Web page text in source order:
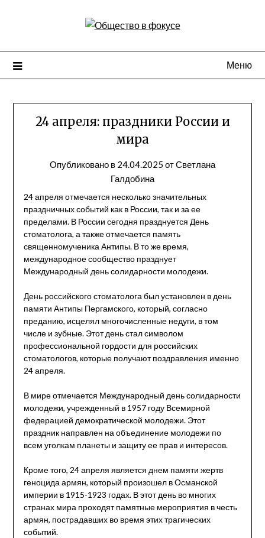
Меню
24 апреля: праздники России и
мира
Опубликовано в 24.04.2025 отСветлана
Галдобина
24 апреля отмечается несколько значительных
праздничных событий как в России, так и за ее
пределами. В России сегодня празднуется День
стоматолога, а также отмечается память
священномученика Антипы. В то же время,
международное сообщество празднует
Международный день солидарности молодежи.
День российского стоматолога был установлен в день
памяти Антипы Пергамского, который, согласно
преданию, исцелял многочисленные недуги, в том
числе и зубные. Этот день стал символом
профессиональной гордости для российских
стоматологов, которые получают поздравления именно
24 апреля.
В мире отмечается Международный день солидарности
молодежи, учрежденный в 1957 году Всемирной
федерацией демократической молодежи. Этот
праздник направлен на объединение молодежи по
всем уголкам планеты и защиту ее прав и интересов.
Кроме того, 24 апреля является днем памяти жертв
геноцида армян, который произошел в Османской
империи в 1915-1923 годах. В этот день во многих
странах мира проходят памятные мероприятия в честь
армян, пострадавших во время этих трагических
событий.